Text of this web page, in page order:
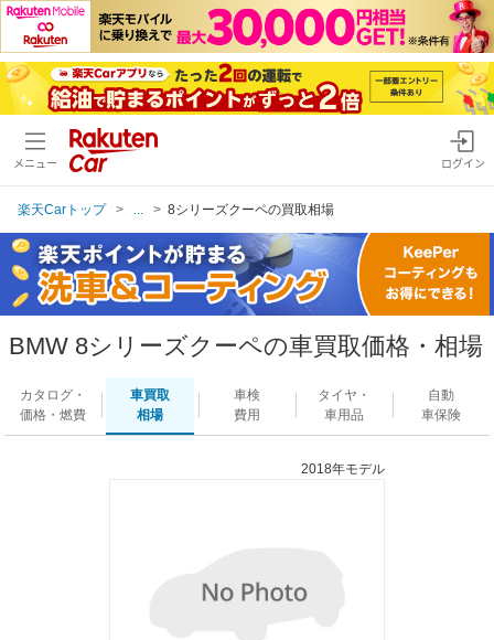
メニュー ログイン
楽天Carトップ 8シリーズクーペの買取相場
BMW 8シリーズクーペの車買取価格・相場
カタログ・
価格・燃費
車買取
相場
車検
費用
タイヤ・
車用品
自動
車保険
2018年モデル